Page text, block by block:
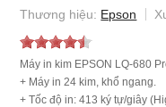
Epson
Máy in kim EPSON LQ-680
+ Máy in 24 kim, khổ ngang.
+ Tốc độ in: 413 ký tự/giây